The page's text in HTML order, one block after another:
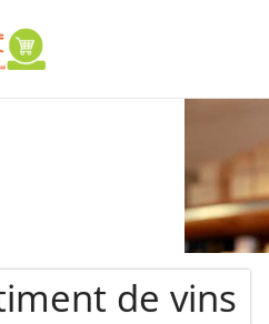
La
de vins